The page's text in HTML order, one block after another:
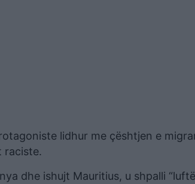
lidhur me çështjen e
raciste.
dhe ishujt Mauritius, u shpalli